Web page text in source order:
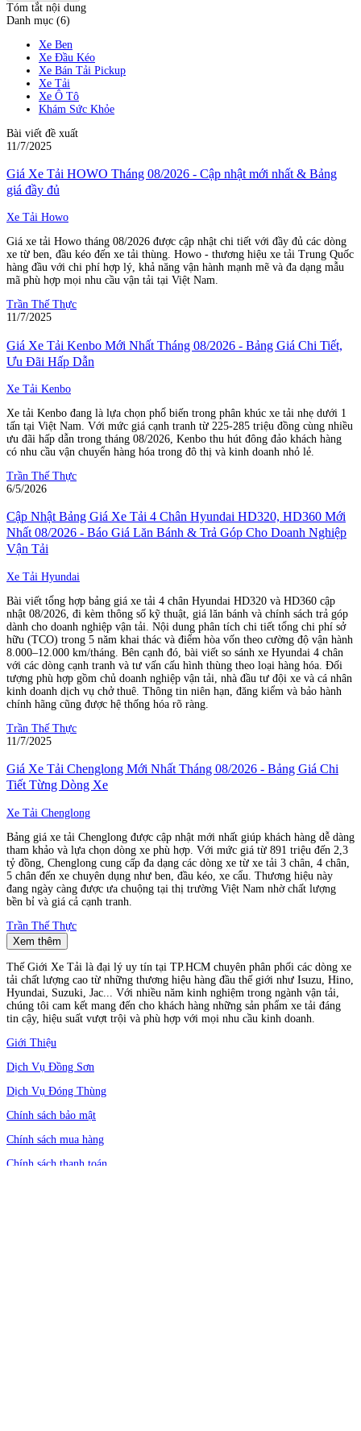
Tóm tắt nội dung
Danh mục (6)
Xe Ben
Xe Đầu Kéo
Xe Bán Tải Pickup
Xe Tải
Xe Ô Tô
Khám Sức Khỏe
Bài viết đề xuất
11/7/2025
Giá Xe Tải HOWO Tháng 08/2026 - Cập nhật mới nhất & Bảng
giá đầy đủ
Xe Tải Howo
Giá xe tải Howo tháng 08/2026 được cập nhật chi tiết với đầy đủ các dòng
xe từ ben, đầu kéo đến xe tải thùng. Howo - thương hiệu xe tải Trung Quốc
hàng đầu với chi phí hợp lý, khả năng vận hành mạnh mẽ và đa dạng mẫu
mã phù hợp mọi nhu cầu vận tải tại Việt Nam.
Trần Thế Thực
11/7/2025
Giá Xe Tải Kenbo Mới Nhất Tháng 08/2026 - Bảng Giá Chi Tiết,
Ưu Đãi Hấp Dẫn
Xe Tải Kenbo
Xe tải Kenbo đang là lựa chọn phổ biến trong phân khúc xe tải nhẹ dưới 1
tấn tại Việt Nam. Với mức giá cạnh tranh từ 225-285 triệu đồng cùng nhiều
ưu đãi hấp dẫn trong tháng 08/2026, Kenbo thu hút đông đảo khách hàng
có nhu cầu vận chuyển hàng hóa trong đô thị và kinh doanh nhỏ lẻ.
Trần Thế Thực
6/5/2026
Cập Nhật Bảng Giá Xe Tải 4 Chân Hyundai HD320, HD360 Mới
Nhất 08/2026 - Báo Giá Lăn Bánh & Trả Góp Cho Doanh Nghiệp
Vận Tải
Xe Tải Hyundai
Bài viết tổng hợp bảng giá xe tải 4 chân Hyundai HD320 và HD360 cập
nhật 08/2026, đi kèm thông số kỹ thuật, giá lăn bánh và chính sách trả góp
dành cho doanh nghiệp vận tải. Nội dung phân tích chi tiết tổng chi phí sở
hữu (TCO) trong 5 năm khai thác và điểm hòa vốn theo cường độ vận hành
8.000–12.000 km/tháng. Bên cạnh đó, bài viết so sánh xe Hyundai 4 chân
với các dòng cạnh tranh và tư vấn cấu hình thùng theo loại hàng hóa. Đối
tượng phù hợp gồm chủ doanh nghiệp vận tải, nhà đầu tư đội xe và cá nhân
kinh doanh dịch vụ chở thuê. Thông tin niên hạn, đăng kiểm và bảo hành
chính hãng cũng được hệ thống hóa rõ ràng.
Trần Thế Thực
11/7/2025
Giá Xe Tải Chenglong Mới Nhất Tháng 08/2026 - Bảng Giá Chi
Tiết Từng Dòng Xe
Xe Tải Chenglong
Bảng giá xe tải Chenglong được cập nhật mới nhất giúp khách hàng dễ dàng
tham khảo và lựa chọn dòng xe phù hợp. Với mức giá từ 891 triệu đến 2,3
tỷ đồng, Chenglong cung cấp đa dạng các dòng xe từ xe tải 3 chân, 4 chân,
5 chân đến xe chuyên dụng như ben, đầu kéo, xe cẩu. Thương hiệu này
đang ngày càng được ưa chuộng tại thị trường Việt Nam nhờ chất lượng
bền bỉ và giá cả cạnh tranh.
Trần Thế Thực
Xem thêm
Thế Giới Xe Tải là đại lý uy tín tại TP.HCM chuyên phân phối các dòng xe
tải chất lượng cao từ những thương hiệu hàng đầu thế giới như Isuzu, Hino,
Hyundai, Suzuki, Jac... Với nhiều năm kinh nghiệm trong ngành vận tải,
chúng tôi cam kết mang đến cho khách hàng những sản phẩm xe tải đáng
tin cậy, hiệu suất vượt trội và phù hợp với mọi nhu cầu kinh doanh.
Giới Thiệu
Dịch Vụ Đồng Sơn
Dịch Vụ Đóng Thùng
Chính sách bảo mật
Chính sách mua hàng
Chính sách thanh toán